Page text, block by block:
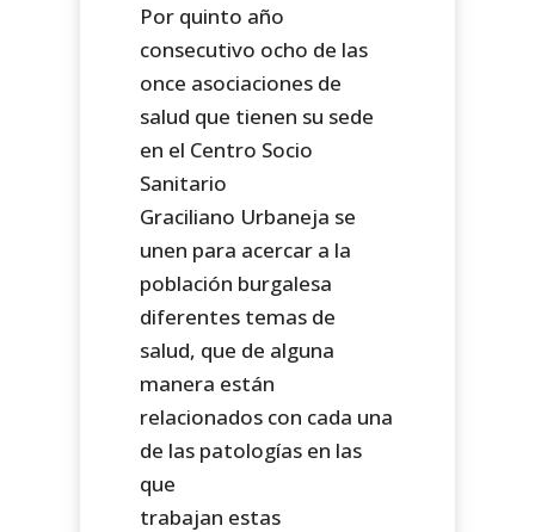
Por quinto año
consecutivo ocho de las
once asociaciones de
salud que tienen su sede
en el Centro Socio
Sanitario
Graciliano Urbaneja se
unen para acercar a la
población burgalesa
diferentes temas de
salud, que de alguna
manera están
relacionados con cada una
de las patologías en las
que
trabajan estas